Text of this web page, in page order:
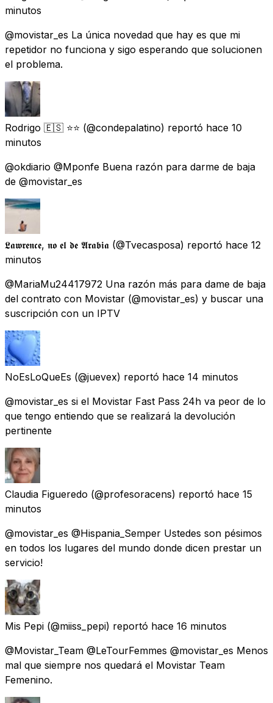
minutos
@movistar_es La única novedad que hay es que mi
repetidor no funciona y sigo esperando que solucionen
el problema.
Rodrigo 🇪🇸 ⭐️⭐️ (@condepalatino) reportó hace 10
minutos
@okdiario @Mponfe Buena razón para darme de baja
de @movistar_es
𝕷𝖆𝖜𝖗𝖊𝖓𝖈𝖊, 𝖓𝖔 𝖊𝖑 𝖉𝖊 𝕬𝖗𝖆𝖇𝖎𝖆 (@Tvecasposa) reportó hace 12
minutos
@MariaMu24417972 Una razón más para dame de baja
del contrato con Movistar (@movistar_es) y buscar una
suscripción con un IPTV
NoEsLoQueEs (@juevex) reportó hace 14 minutos
@movistar_es si el Movistar Fast Pass 24h va peor de lo
que tengo entiendo que se realizará la devolución
pertinente
Claudia Figueredo (@profesoracens) reportó hace 15
minutos
@movistar_es @Hispania_Semper Ustedes son pésimos
en todos los lugares del mundo donde dicen prestar un
servicio!
Mis Pepi (@miiss_pepi) reportó hace 16 minutos
@Movistar_Team @LeTourFemmes @movistar_es Menos
mal que siempre nos quedará el Movistar Team
Femenino.